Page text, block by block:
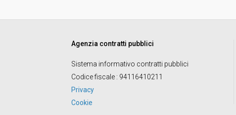
Agenzia contratti pubblici
Sistema informativo contratti pubblici
Codice fiscale : 94116410211
Privacy
Cookie